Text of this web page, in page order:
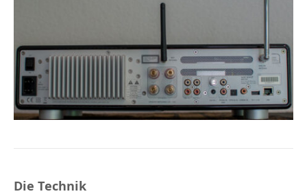
Die Technik